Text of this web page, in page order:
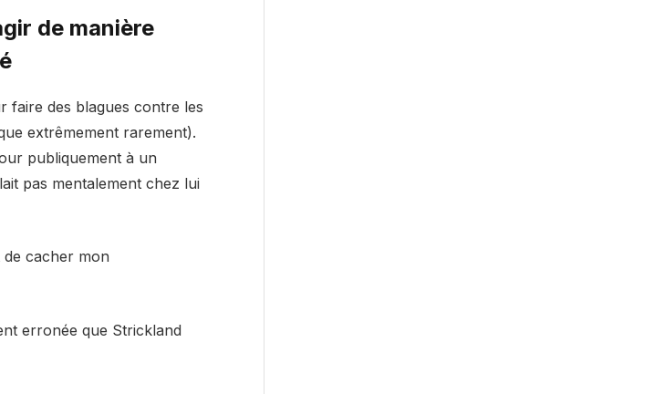
de manière
faire des blagues contre les
extrêmement rarement).
publiquement à un
pas mentalement chez lui
cacher mon
erronée que Strickland